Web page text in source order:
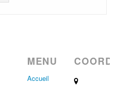
MENU
Accueil